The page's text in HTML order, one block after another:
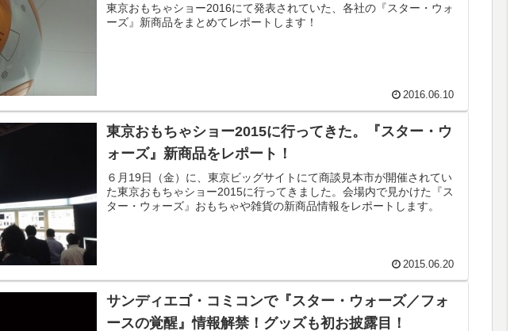
東京おもちゃショー2016にて発表されていた、各社の『スター・ウォ
ーズ』新商品をまとめてレポートします！
2016.06.10
東京おもちゃショー2015に行ってきた。『スター・ウ
ォーズ』新商品をレポート！
６月19日（金）に、東京ビッグサイトにて商談見本市が開催されてい
た東京おもちゃショー2015に行ってきました。会場内で見かけた『ス
ター・ウォーズ』おもちゃや雑貨の新商品情報をレポートします。
2015.06.20
サンディエゴ・コミコンで『スター・ウォーズ／フォ
ースの覚醒』情報解禁！グッズも初お披露目！